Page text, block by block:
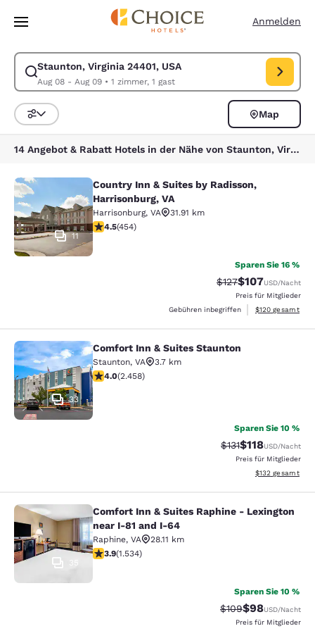
Weiter Zu Hauptinhalt
Anmelden
Staunton, Virginia 24401, USA
Aug 08 - Aug 09• 1 zimmer, 1 gast
Suche für Staunton, Virginia 24401, USA ändern. Check-in-Datum Aug
Sortieren und Filtern,
Map
14 Angebot & Rabatt Hotels in der Nähe von Staunton, Virginia 24401, USA
Country Inn & Suites by Radisson,
11
Country Inn & Suites by Radisson,
Harrisonburg, VA
Harrisonburg, VA
31.91 km
4.5-Sterne-Bewertung. Hervorragend. 454
4.5(454)
Sparen Sie 16 %
Durchgestrichener
$127Vergünstigter
$107USD/Nacht
Preis für Mitglieder
Gebühren inbegriffen
Geschätzte
$120 gesamt
Comfort Inn & Suites Staunton
33
Comfort Inn & Suites Staunton
Staunton, VA
3.7 km
3.96-Sterne-Bewertung. Gut. 2458 Bewertungen
4.0(2.458)
Sparen Sie 10 %
Durchgestrichener
$131Vergünstigter
$118USD/Nacht
Preis für Mitglieder
Geschätzte
$132 gesamt
Comfort Inn & Suites Raphine -
Comfort Inn & Suites Raphine - Lexington
near I-81 and I-64
Raphine, VA
28.11 km
3.93-Sterne-Bewertung. Gut. 1534 Bewertungen
3.9(1.534)
Sparen Sie 10 %
Durchgestrichener
$109Vergünstigter
$98USD/Nacht
Preis für Mitglieder